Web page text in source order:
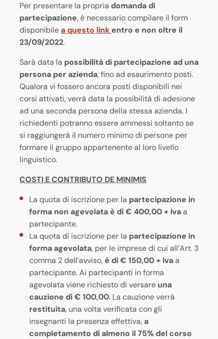
Per presentare la propria domanda di
partecipazione, è necessario compilare il form
disponibilea questo linkentro e non oltre il
23/09/2022.
Sarà data la possibilità di partecipazione ad una
persona per azienda, fino ad esaurimento posti.
Qualora vi fossero ancora posti disponibili nei
corsi attivati, verrà data la possibilità di adesione
ad una seconda persona della stessa azienda. I
richiedenti potranno essere ammessi soltanto se
si raggiungerà il numero minimo di persone per
formare il gruppo appartenente al loro livello
linguistico.
COSTI E CONTRIBUTO DE MINIMIS
La quota di iscrizione per la partecipazione in
forma non agevolataè di € 400,00 + Ivaa
partecipante.
La quota di iscrizione per la partecipazione in
forma agevolata, per le imprese di cui all’Art. 3
comma 2 dell’avviso,è di € 150,00+ Ivaa
partecipante. Ai partecipanti in forma
agevolata viene richiesto di versare una
cauzione di € 100,00. La cauzione verrà
restituita, una volta verificata con gli
insegnanti la presenza effettiva,a
completamento di almeno il 75% del corso